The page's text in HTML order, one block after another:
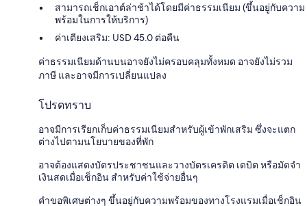
สามารถเช็กเอาต์ล่าช้าได้โดยมีค่าธรรมเนียม (ขึ้นอยู่กับความ
พร้อมในการให้บริการ)
ค่าเตียงเสริม: USD 45.0 ต่อคืน
ค่าธรรมเนียมด้านบนอาจยังไม่ครอบคลุมทั้งหมด อาจยังไม่รวม
ภาษี และอาจมีการเปลี่ยนแปลง
โปรดทราบ
อาจมีการเรียกเก็บค่าธรรมเนียมสำหรับผู้เข้าพักเสริม ซึ่งจะแตก
ต่างไปตามนโยบายของที่พัก
อาจต้องแสดงบัตรประชาชนและวางบัตรเครดิต เดบิต หรือมัดจำ
เงินสดเมื่อเช็กอิน สำหรับค่าใช้จ่ายอื่นๆ
คำขอพิเศษต่างๆ ขึ้นอยู่กับความพร้อมของทางโรงแรมเมื่อเช็กอิน